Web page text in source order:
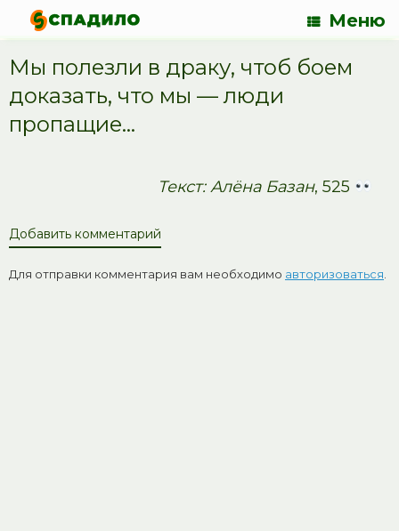
Меню
Мы полезли в драку, чтоб боем
доказать, что мы — люди
пропащие…
Текст: Алёна Базан, 525
Добавить комментарий
Для отправки комментария вам необходимо авторизоваться